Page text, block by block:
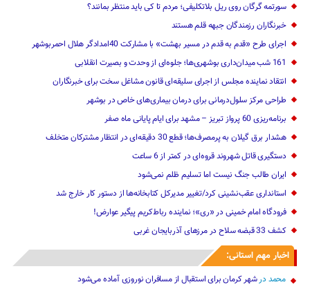
سورتمه گرگان روی ریل بلاتکلیفی؛ مردم تا کی باید منتظر بمانند؟
خبرنگاران رزمندگان جبهه قلم هستند
اجرای طرح «قدم به قدم در مسیر بهشت» با مشارکت 40امدادگر هلال احمربوشهر
161 شب میدان‌داری بوشهری‌ها؛ جلوه‌ای از وحدت و بصیرت انقلابی
انتقاد نماینده مجلس از اجرای سلیقه‌ای قانون مشاغل سخت برای خبرنگاران
طراحی مرکز سلول‌درمانی برای درمان بیماری‌های خاص در بوشهر
برنامه‌ریزی 60 پرواز تبریز – مشهد برای ایام پایانی ماه صفر
هشدار برق گیلان به پرمصرف‌ها؛ قطع 30 دقیقه‌ای در انتظار مشترکان متخلف
دستگیری قاتل شهروند قروه‌ای در کمتر از 6 ساعت
ایران طالب جنگ نیست اما تسلیم ظلم نمی‌شود
استانداری عقب‌نشینی کرد‌/تغییر مدیرکل کتابخانه‌ها از دستور کار خارج شد
فرودگاه امام خمینی در «ری»؛ نماینده رباط‌کریم پیگیر عوارض!
کشف 33 قبضه سلاح در مرزهای آذربایجان غربی
اخبار مهم استانی:
محمد درشهر کرمان برای استقبال از مسافران نوروزی آماده می‌شود